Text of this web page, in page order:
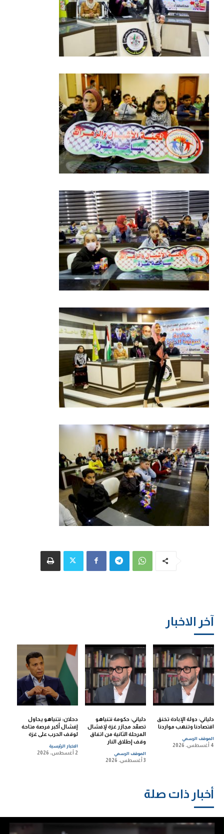
آخر الاخبار
دلياني: دولة الإبادة تخنق
اقتصادنا وتنهب مواردنا
الموقف الرسمي
4 أغسطس، 2026
دلياني: حكومة نتنياهو
تصعّد مجازر غزة لإفشال
المرحلة الثانية من اتفاق
وقف إطلاق النار
الموقف الرسمي
3 أغسطس، 2026
دحلان: نتنياهو يحاول
إفشال أكبر فرصة متاحة
لوقف الحرب على غزة
الاخبار الرئيسية
2 أغسطس، 2026
أخبار ذات صلة